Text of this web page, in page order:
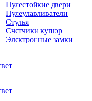
Пулестойкие двери
Пулеулавливатели
Стулья
Счетчики купюр
Электронные замки